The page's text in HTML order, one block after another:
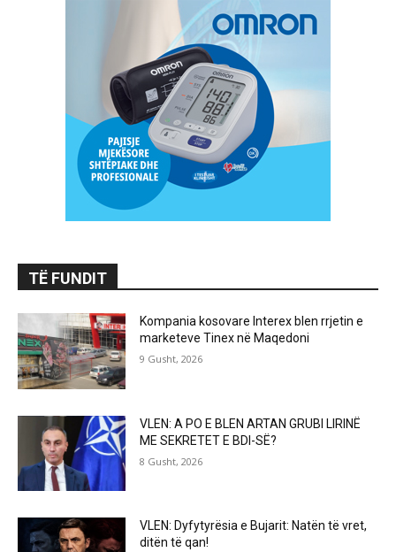
TË FUNDIT
Kompania kosovare Interex blen rrjetin e
marketeve Tinex në Maqedoni
9 Gusht, 2026
VLEN: A PO E BLEN ARTAN GRUBI LIRINË
ME SEKRETET E BDI-SË?
8 Gusht, 2026
VLEN: Dyfytyrësia e Bujarit: Natën të vret,
ditën të qan!